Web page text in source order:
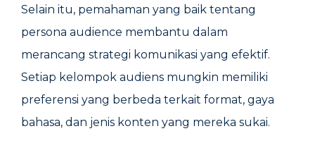
Selain itu, pemahaman yang baik tentang
persona audience membantu dalam
merancang strategi komunikasi yang efektif.
Setiap kelompok audiens mungkin memiliki
preferensi yang berbeda terkait format, gaya
bahasa, dan jenis konten yang mereka sukai.